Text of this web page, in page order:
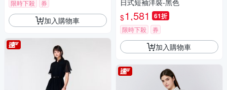
限時下殺 券
加入購物車
日式短袖洋裝-黑色
$1,581 61折
限時下殺 券
加入購物車